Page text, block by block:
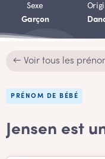
Sexe
Garçon
← Voir tous les
PRÉNOM DE BÉBÉ
Jensen est